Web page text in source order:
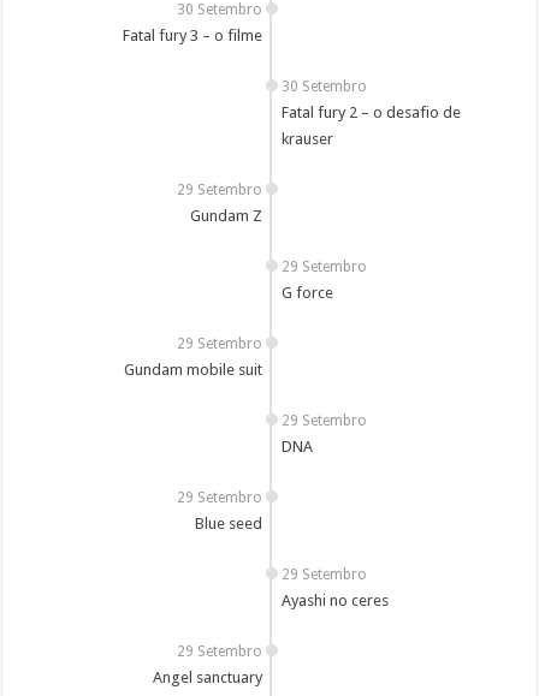
30 Setembro
Fatal fury 3 – o filme
30 Setembro
Fatal fury 2 – o desafio de
krauser
29 Setembro
Gundam Z
29 Setembro
G force
29 Setembro
Gundam mobile suit
29 Setembro
DNA
29 Setembro
Blue seed
29 Setembro
Ayashi no ceres
29 Setembro
Angel sanctuary